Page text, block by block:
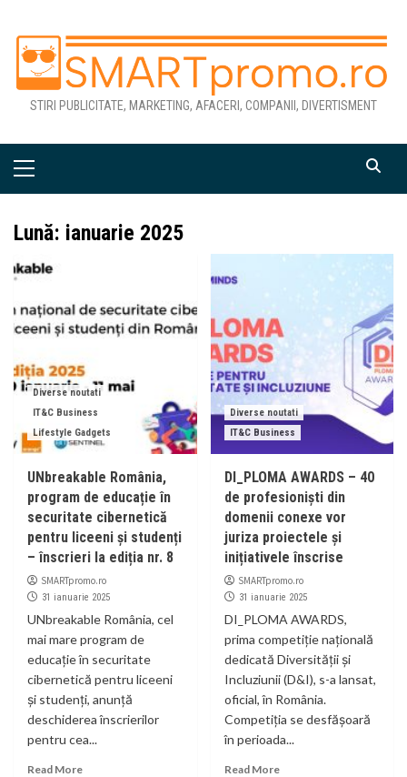
content
STIRI PUBLICITATE, MARKETING, AFACERI, COMPANII, DIVERTISMENT
Primary
Lună: ianuarie 2025
Diverse noutati
IT&C Business
Lifestyle Gadgets
UNbreakable România,
program de educație în
securitate cibernetică
pentru liceeni și studenți
– înscrieri la ediția nr. 8
SMARTpromo.ro
31 ianuarie 2025
UNbreakable România, cel
mai mare program de
educație în securitate
cibernetică pentru liceeni
și studenți, anunță
deschiderea înscrierilor
pentru cea...
Read More
Diverse noutati
IT&C Business
DI_PLOMA AWARDS – 40
de profesioniști din
domenii conexe vor
juriza proiectele și
inițiativele înscrise
SMARTpromo.ro
31 ianuarie 2025
DI_PLOMA AWARDS,
prima competiție națională
dedicată Diversității și
Incluziunii (D&I), s-a lansat,
oficial, în România.
Competiția se desfășoară
în perioada...
Read More